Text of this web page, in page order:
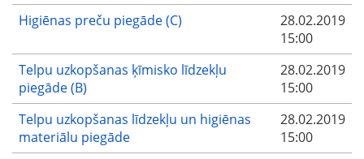
Higiēnas preču piegāde (C)
28.02.2019
15:00
Telpu uzkopšanas ķīmisko līdzekļu
piegāde (B)
28.02.2019
15:00
Telpu uzkopšanas līdzekļu un higiēnas
materiālu piegāde
28.02.2019
15:00